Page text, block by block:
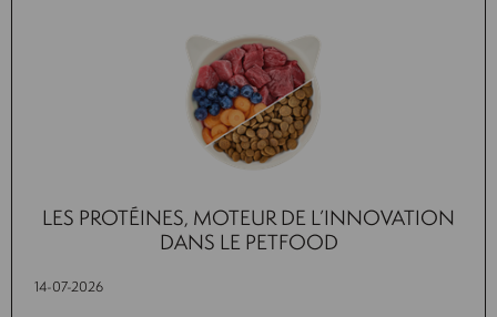
LES PROTÉINES, MOTEUR DE L’INNOVATION
DANS LE PETFOOD
14-07-2026